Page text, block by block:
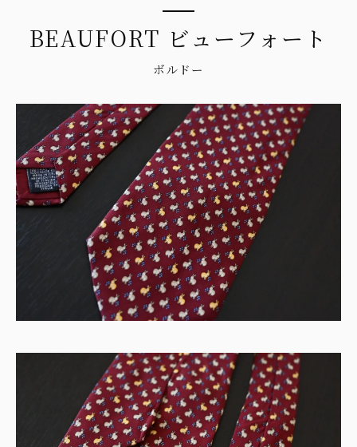
BEAUFORT ビューフォート
ボルドー